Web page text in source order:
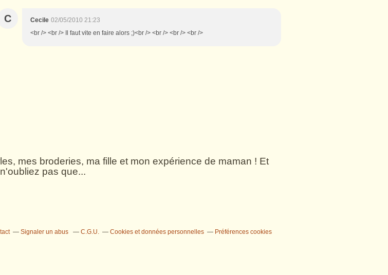
C Cecile 02/05/2010 21:23
<br /> <br /> Il faut vite en faire alors ;)<br /> <br /> <br /> <br />
mes broderies, ma fille et mon expérience de maman ! Et
n'oubliez pas que...
Signaler un abus C.G.U. Cookies et données personnelles Préférences cookies